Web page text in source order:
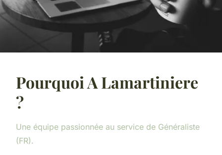
Pourquoi A Lamartiniere
?
Une équipe passionnée au service de Généraliste
(FR).